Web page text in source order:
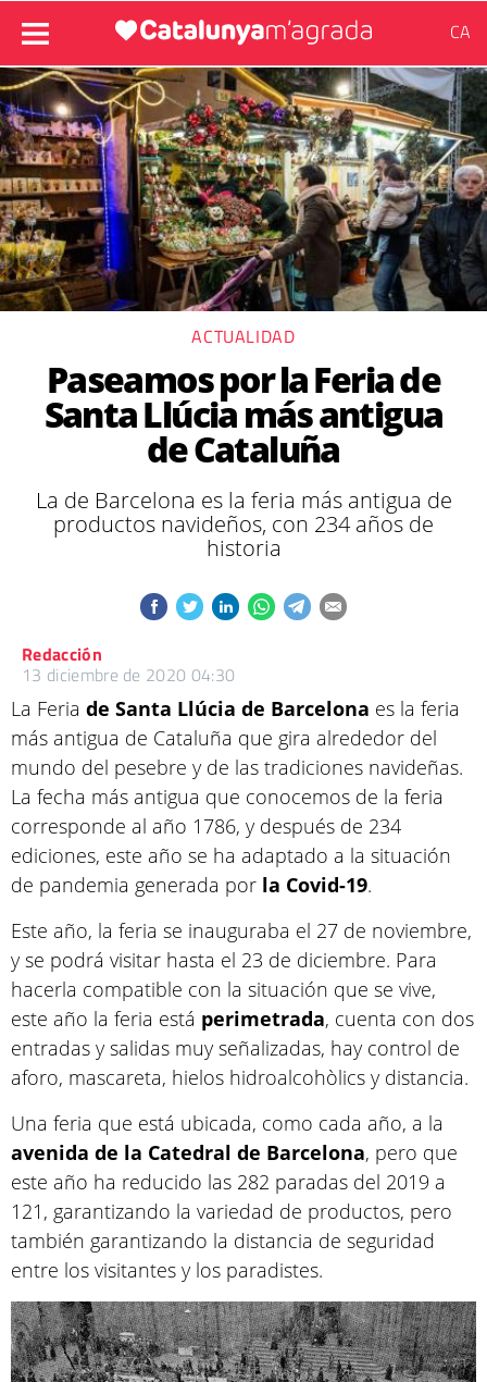
CA
ACTUALIDAD
Paseamos por la Feria de
Santa Llúcia más antigua
de Cataluña
La de Barcelona es la feria más antigua de
productos navideños, con 234 años de
historia
Redacción
13 diciembre de 2020 04:30
La Feria de Santa Llúcia de Barcelona es la feria
más antigua de Cataluña que gira alrededor del
mundo del pesebre y de las tradiciones navideñas.
La fecha más antigua que conocemos de la feria
corresponde al año 1786, y después de 234
ediciones, este año se ha adaptado a la situación
de pandemia generada por la Covid-19.
Este año, la feria se inauguraba el 27 de noviembre,
y se podrá visitar hasta el 23 de diciembre. Para
hacerla compatible con la situación que se vive,
este año la feria está perimetrada, cuenta con dos
entradas y salidas muy señalizadas, hay control de
aforo, mascareta, hielos hidroalcohòlics y distancia.
Una feria que está ubicada, como cada año, a la
avenida de la Catedral de Barcelona, pero que
este año ha reducido las 282 paradas del 2019 a
121, garantizando la variedad de productos, pero
también garantizando la distancia de seguridad
entre los visitantes y los paradistes.